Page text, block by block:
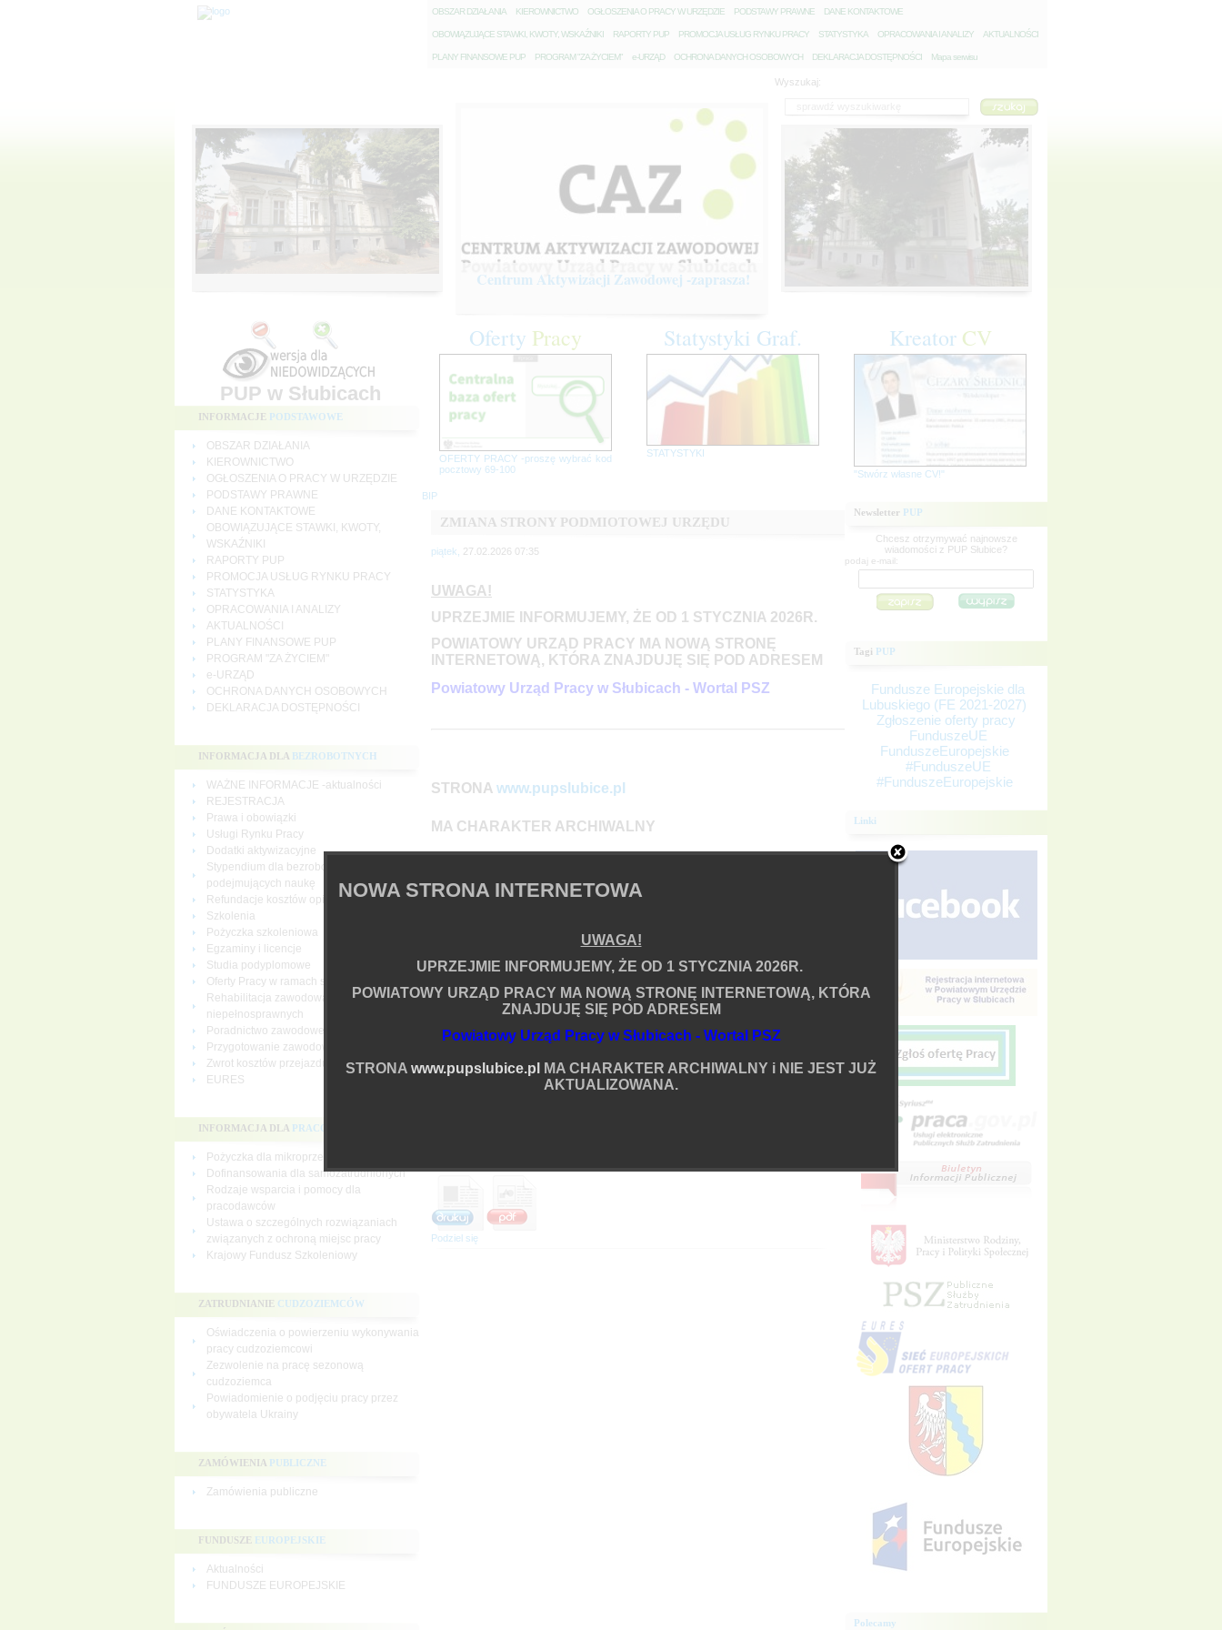
OBSZAR DZIAŁANIA KIEROWNICTWO OGŁOSZENIA O PRACY W URZĘDZIE PODSTAWY PRAWNE DANE KONTAKTOWE
OBOWIĄZUJĄCE STAWKI, KWOTY, WSKAŹNIKI RAPORTY PUP PROMOCJA USŁUG RYNKU PRACY STATYSTYKA OPRACOWANIA I ANALIZY AKTUALNOŚCI
PLANY FINANSOWE PUP PROGRAM "ZA ŻYCIEM" e-URZĄD OCHRONA DANYCH OSOBOWYCH DEKLARACJA DOSTĘPNOŚCI Mapa serwisu
Wyszukaj:
Centrum Aktywizacji Zawodowej -zaprasza!
PUP w Słubicach
INFORMACJE PODSTAWOWE
OBSZAR DZIAŁANIA
KIEROWNICTWO
OGŁOSZENIA O PRACY W URZĘDZIE
PODSTAWY PRAWNE
DANE KONTAKTOWE
OBOWIĄZUJĄCE STAWKI, KWOTY,
WSKAŹNIKI
RAPORTY PUP
PROMOCJA USŁUG RYNKU PRACY
STATYSTYKA
OPRACOWANIA I ANALIZY
AKTUALNOŚCI
PLANY FINANSOWE PUP
PROGRAM "ZA ŻYCIEM"
e-URZĄD
OCHRONA DANYCH OSOBOWYCH
DEKLARACJA DOSTĘPNOŚCI
INFORMACJA DLA BEZROBOTNYCH
WAŻNE INFORMACJE -aktualności
REJESTRACJA
Prawa i obowiązki
Usługi Rynku Pracy
Dodatki aktywizacyjne
Stypendium dla bezrobotnych
podejmujących naukę
Refundacje kosztów opieki nad dzieckiem
Szkolenia
Pożyczka szkoleniowa
Egzaminy i licencje
Studia podyplomowe
Oferty Pracy w ramach sieci EURES
Rehabilitacja zawodowa osób
niepełnosprawnych
Poradnictwo zawodowe
Przygotowanie zawodowe dorosłych
Zwrot kosztów przejazdu i zakwaterowania
EURES
INFORMACJA DLA PRACODAWCÓW
Pożyczka dla mikroprzedsiębiorców
Dofinansowania dla samozatrudnionych
Rodzaje wsparcia i pomocy dla
pracodawców
Ustawa o szczególnych rozwiązaniach
związanych z ochroną miejsc pracy
Krajowy Fundusz Szkoleniowy
ZATRUDNIANIE CUDZOZIEMCÓW
Oświadczenia o powierzeniu wykonywania
pracy cudzoziemcowi
Zezwolenie na pracę sezonową
cudzoziemca
Powiadomienie o podjęciu pracy przez
obywatela Ukrainy
ZAMÓWIENIA PUBLICZNE
Zamówienia publiczne
FUNDUSZE EUROPEJSKIE
Aktualności
FUNDUSZE EUROPEJSKIE
Oferty Pracy
OFERTY PRACY -proszę wybrać kod
pocztowy 69-100
Statystyki Graf.
STATYSTYKI
Kreator CV
"Stwórz własne CV!"
BIP
ZMIANA STRONY PODMIOTOWEJ URZĘDU
piątek, 27.02.2026 07:35
UWAGA!
UPRZEJMIE INFORMUJEMY, ŻE OD 1 STYCZNIA 2026R.
POWIATOWY URZĄD PRACY MA NOWĄ STRONĘ
INTERNETOWĄ, KTÓRA ZNAJDUJĘ SIĘ POD ADRESEM
Powiatowy Urząd Pracy w Słubicach - Wortal PSZ
STRONA www.pupslubice.pl
MA CHARAKTER ARCHIWALNY
Rafał Ossowski
Data powstania:
27.02.2026 07:35
Data ostatniej modyfikacji: 27.05.2026 07:20
5702696
Więcej
Podziel się
Newsletter PUP
Chcesz otrzymywać najnowsze
wiadomości z PUP Słubice?
podaj e-mail:
Tagi PUP
Fundusze Europejskie dla
Lubuskiego (FE 2021-2027)
Zgłoszenie oferty pracy
FunduszeUE
FunduszeEuropejskie
#FunduszeUE
#FunduszeEuropejskie
Linki
Polecamy
NOWA STRONA INTERNETOWA
UWAGA!
UPRZEJMIE INFORMUJEMY, ŻE OD 1 STYCZNIA 2026R.
POWIATOWY URZĄD PRACY MA NOWĄ STRONĘ INTERNETOWĄ, KTÓRA
ZNAJDUJĘ SIĘ POD ADRESEM
Powiatowy Urząd Pracy w Słubicach - Wortal PSZ
STRONA www.pupslubice.pl
MA CHARAKTER ARCHIWALNY i NIE JEST JUŻ
AKTUALIZOWANA.